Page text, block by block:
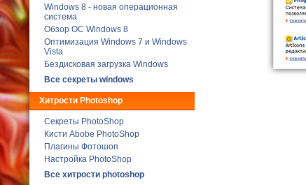
Windows 8 - новая операционная
система
Обзор ОС Windows 8
Оптимизация Windows 7 и Windows
Vista
Бездисковая загрузка Windows
Все секреты windows
Хитрости Photoshop
Секреты PhotoShop
Кисти Abobe PhotoShop
Плагины Фотошоп
Настройка PhotoShop
Все хитрости photoshop